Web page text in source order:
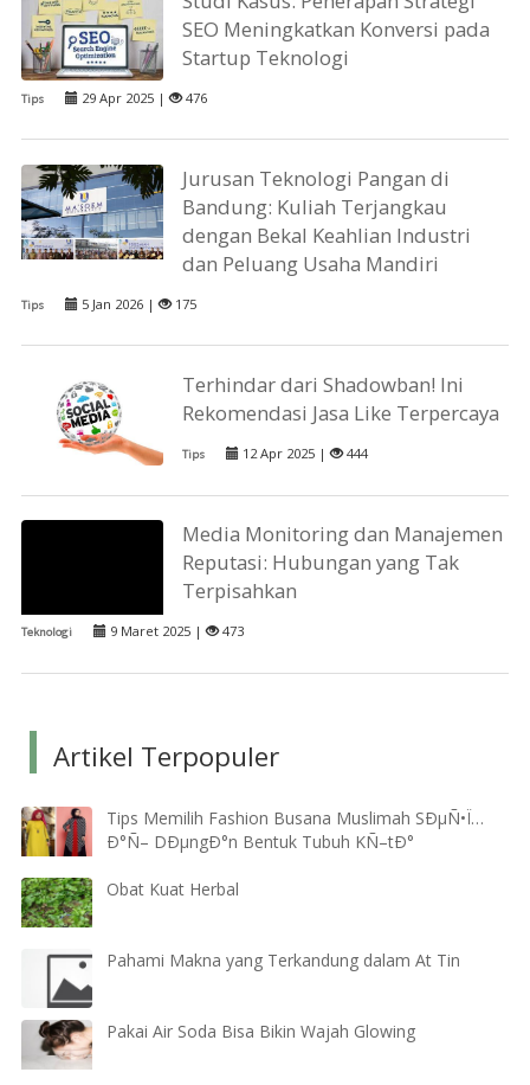
SEO Meningkatkan Konversi pada
Startup Teknologi
Tips 29 Apr 2025 | 476
Jurusan Teknologi Pangan di
Bandung: Kuliah Terjangkau
dengan Bekal Keahlian Industri
dan Peluang Usaha Mandiri
Tips 5 Jan 2026 | 175
Terhindar dari Shadowban! Ini
Rekomendasi Jasa Like Terpercaya
Tips 12 Apr 2025 | 444
Media Monitoring dan Manajemen
Reputasi: Hubungan yang Tak
Terpisahkan
Teknologi 9 Maret 2025 | 473
Artikel Terpopuler
Tips Memilih Fashion Busana Muslimah SÐµÑ•Ï…
Ð°Ñ– DÐµngÐ°n Bentuk Tubuh KÑ–tÐ°
Obat Kuat Herbal
Pahami Makna yang Terkandung dalam At Tin
Pakai Air Soda Bisa Bikin Wajah Glowing